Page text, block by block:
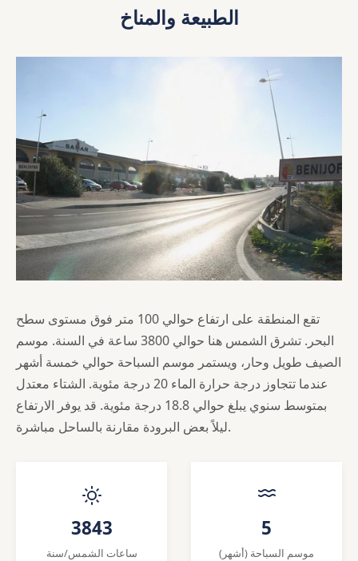
الطبيعة والمناخ
تقع المنطقة على ارتفاع حوالي 100 متر فوق مستوى سطح
البحر. تشرق الشمس هنا حوالي 3800 ساعة في السنة. موسم
الصيف طويل وحار، ويستمر موسم السباحة حوالي خمسة أشهر
عندما تتجاوز درجة حرارة الماء 20 درجة مئوية. الشتاء معتدل
بمتوسط سنوي يبلغ حوالي 18.8 درجة مئوية. قد يوفر الارتفاع
ليلاً بعض البرودة مقارنة بالساحل مباشرة.
3843
ساعات الشمس/سنة
5
موسم السباحة (أشهر)